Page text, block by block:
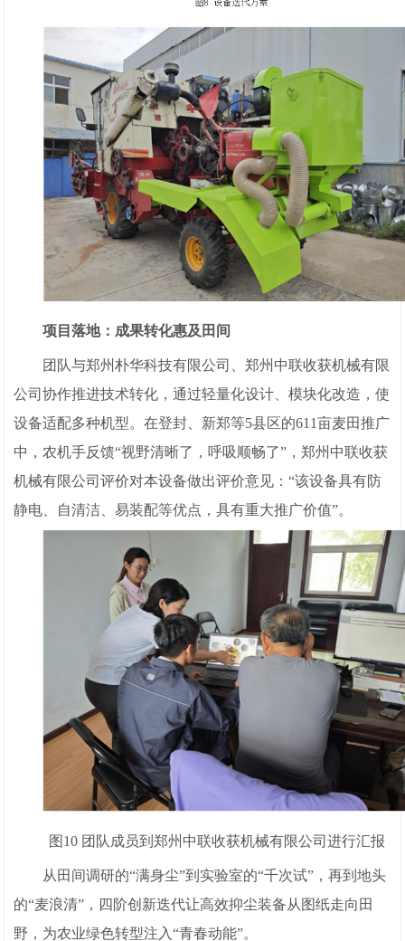
项目落地：成果转化惠及田间
团队与郑州朴华科技有限公司、郑州中联收获机械有限
公司协作推进技术转化，通过轻量化设计、模块化改造，使
设备适配多种机型。在登封、新郑等5县区的611亩麦田推广
中，农机手反馈“视野清晰了，呼吸顺畅了”，郑州中联收获
机械有限公司评价对本设备做出评价意见：“该设备具有防
静电、自清洁、易装配等优点，具有重大推广价值”。
图10 团队成员到郑州中联收获机械有限公司进行汇报
从田间调研的“满身尘”到实验室的“千次试”，再到地头
的“麦浪清”，四阶创新迭代让高效抑尘装备从图纸走向田
野，为农业绿色转型注入“青春动能”。